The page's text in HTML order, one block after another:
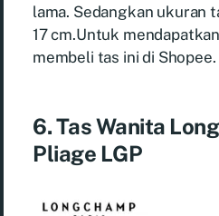
lama. Sedangkan ukuran
17 cm.Untuk
membeli tas ini di Shopee.
6. Tas Wanita
Pliage LGP